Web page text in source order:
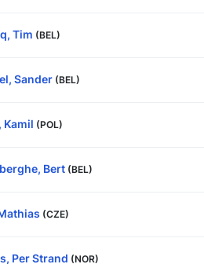
Tim (BEL)
Sander (BEL)
Kamil (POL)
Bert (BEL)
(CZE)
Per Strand (NOR)